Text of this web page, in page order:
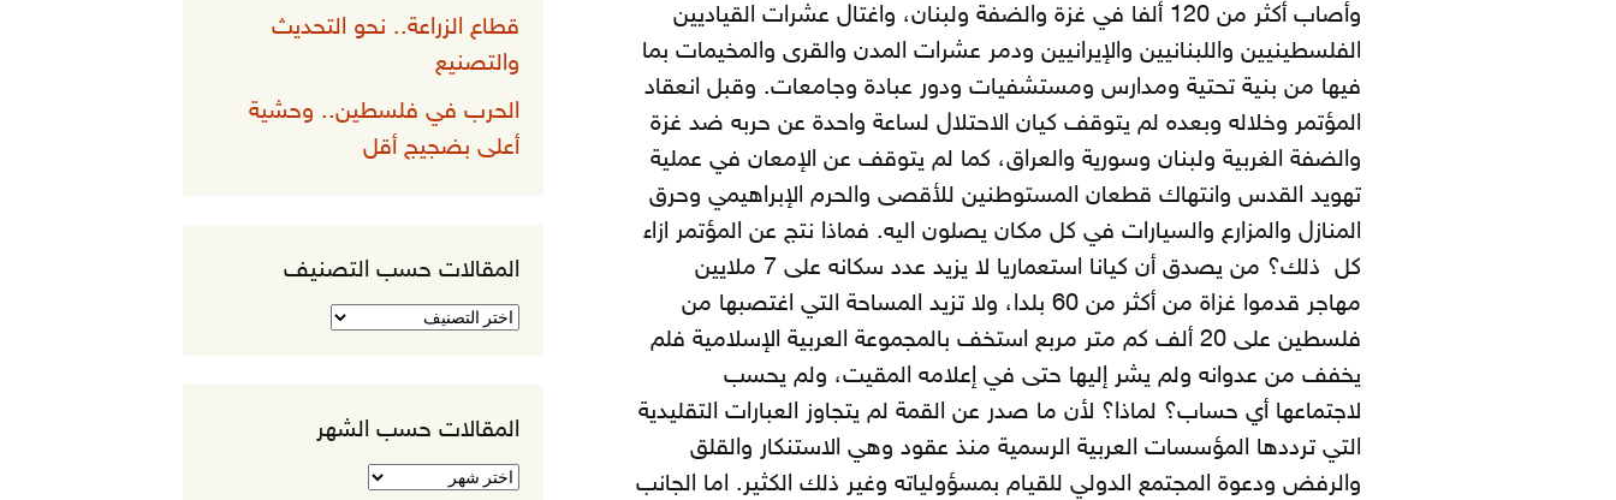
وأصاب أكثر من 120 ألفا في غزة والضفة ولبنان، واغتال عشرات القياديين
الفلسطينيين واللبنانيين والإيرانيين ودمر عشرات المدن والقرى والمخيمات بما
فيها من بنية تحتية ومدارس ومستشفيات ودور عبادة وجامعات. وقبل انعقاد
المؤتمر وخلاله وبعده لم يتوقف كيان الاحتلال لساعة واحدة عن حربه ضد غزة
والضفة الغربية ولبنان وسورية والعراق، كما لم يتوقف عن الإمعان في عملية
تهويد القدس وانتهاك قطعان المستوطنين للأقصى والحرم الإبراهيمي وحرق
المنازل والمزارع والسيارات في كل مكان يصلون اليه. فماذا نتج عن المؤتمر ازاء
كل ذلك؟ من يصدق أن كيانا استعماريا لا يزيد عدد سكانه على 7 ملايين
مهاجر قدموا غزاة من أكثر من 60 بلدا، ولا تزيد المساحة التي اغتصبها من
فلسطين على 20 ألف كم متر مربع استخف بالمجموعة العربية الإسلامية فلم
يخفف من عدوانه ولم يشر إليها حتى في إعلامه المقيت، ولم يحسب
لاجتماعها أي حساب؟ لماذا؟ لأن ما صدر عن القمة لم يتجاوز العبارات التقليدية
التي ترددها المؤسسات العربية الرسمية منذ عقود وهي الاستنكار والقلق
والرفض ودعوة المجتمع الدولي للقيام بمسؤولياته وغير ذلك الكثير. اما الجانب
قطاع الزراعة.. نحو التحديث
والتصنيع
الحرب في فلسطين.. وحشية
أعلى بضجيج أقل
المقالات حسب التصنيف
المقالات
المقالات حسب الشهر
المقالات